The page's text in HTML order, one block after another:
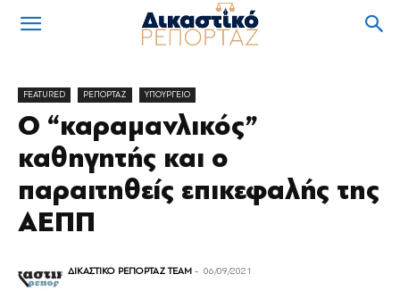
FEATURED ΡΕΠΟΡΤΑΖ ΥΠΟΥΡΓΕΙΟ
Ο “καραμανλικός”
καθηγητής και ο
παραιτηθείς επικεφαλής της
ΑΕΠΠ
ΔΙΚΑΣΤΙΚΟ ΡΕΠΟΡΤΑΖ TEAM - 06/09/2021